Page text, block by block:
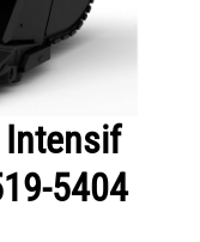
Intensif
5404